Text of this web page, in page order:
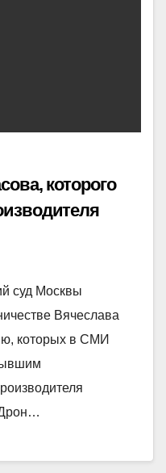
которого
суд Москвы
Вячеслава
которых в СМИ